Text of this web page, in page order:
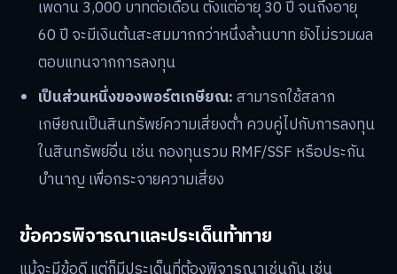
ใช้เงินเริ่มต้นต่ำ:สามารถเริ่มออมได้ด้วยเงินหลักสิบหรือ
หลักร้อยบาท เหมาะสำหรับผู้ที่เพิ่งเริ่มต้นทำงานหรือมี
รายได้ไม่แน่นอน
สร้างวินัยการออมแบบกึ่งบังคับ:การที่เงินออมจะถูก
ล็อกไว้จนถึงอายุ 60 ปี ช่วยสร้างวินัยและป้องกันการถอน
เงินออกมาใช้จ่ายก่อนเวลาอันควร
เพดาน 3,000 บาทต่อเดือน ตั้งแต่อายุ 30 ปี จนถึงอายุ
60 ปี จะมีเงินต้นสะสมมากกว่าหนึ่งล้านบาท ยังไม่รวมผล